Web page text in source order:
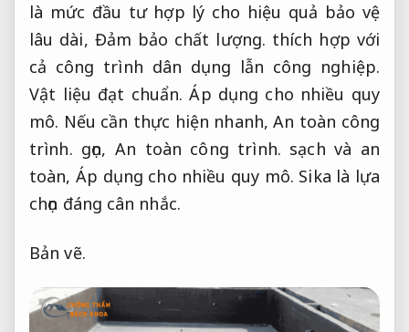
là mức đầu tư hợp lý cho hiệu quả bảo vệ
lâu dài, Đảm bảo chất lượng. thích hợp với
cả công trình dân dụng lẫn công nghiệp.
Vật liệu đạt chuẩn. Áp dụng cho nhiều quy
mô. Nếu cần thực hiện nhanh,An toàn công
trình. gọn, An toàn công trình. sạch và an
toàn, Áp dụng cho nhiều quy mô. Sika là lựa
chọn đáng cân nhắc.
Bản vẽ.